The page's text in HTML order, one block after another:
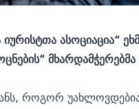
ასოციაცია“
როგორ